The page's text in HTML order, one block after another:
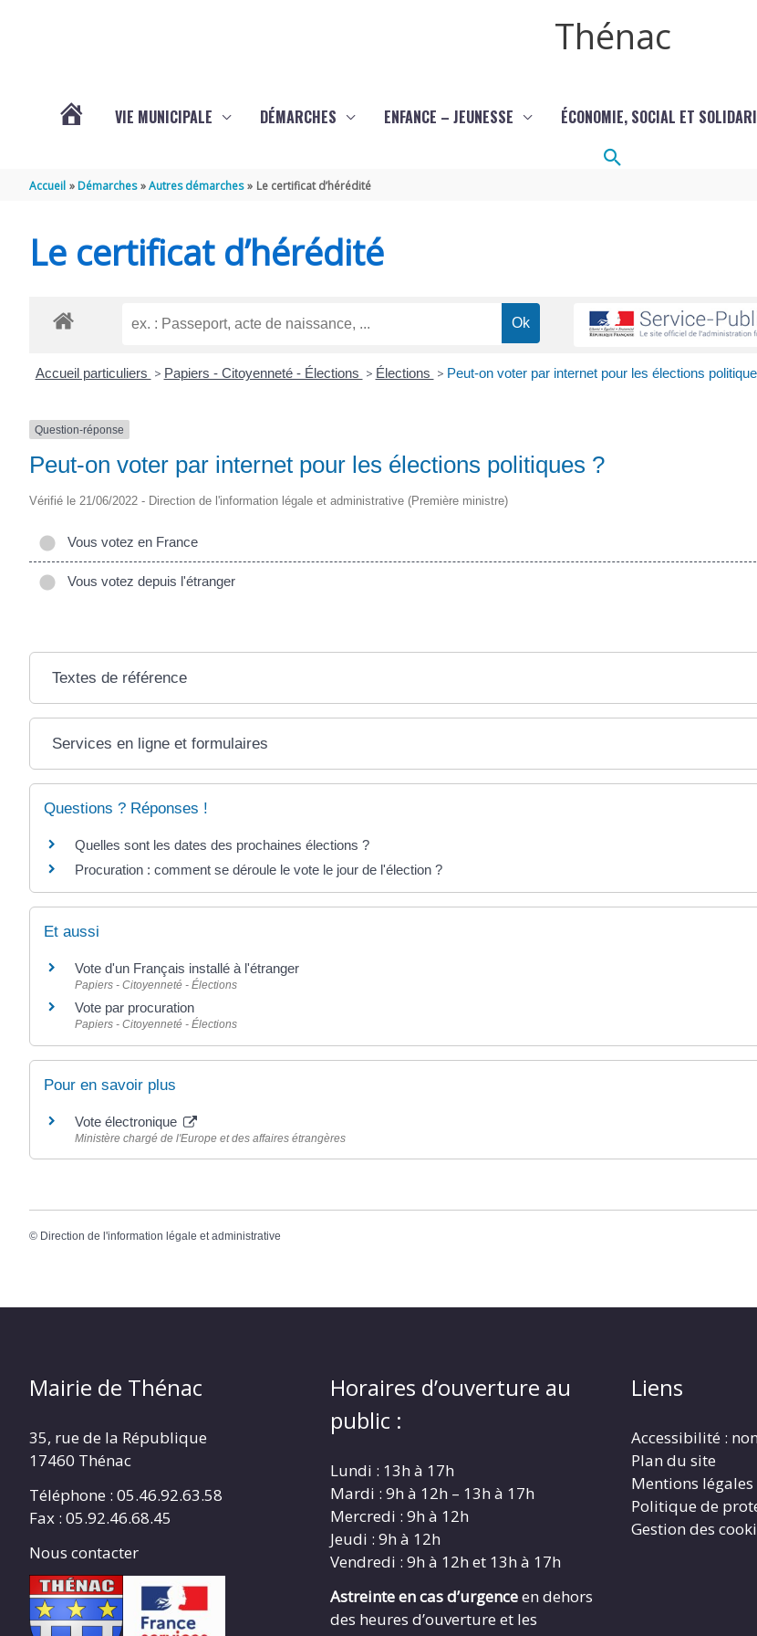
Thénac
THÉNAC
VIE MUNICIPALE DÉMARCHES ENFANCE – JEUNESSE ÉCONOMIE, SOCIAL ET
Rechercher
Accueil Démarches Autres démarches Le certificat d’hérédité
Le certificat d’hérédité
Accueil particuliers > Papiers - Citoyenneté - Élections > Élections > Peut-on voter par internet pour les élections
Question-réponse
Peut-on voter par internet pour les élections politiques ?
Vérifié le 21/06/2022 - Direction de l'information légale et administrative (Première ministre)
Vous votez en France
Vous votez depuis l'étranger
Textes de référence
Services en ligne et formulaires
Questions ? Réponses !
Quelles sont les dates des prochaines élections ?
Procuration : comment se déroule le vote le jour de l'élection ?
Et aussi
Vote d'un Français installé à l'étranger
Papiers - Citoyenneté - Élections
Vote par procuration
Papiers - Citoyenneté - Élections
Pour en savoir plus
Vote électronique
Ministère chargé de l'Europe et des affaires étrangères
© Direction de l'information légale et administrative
Mairie de Thénac
35, rue de la République
17460 Thénac
Téléphone : 05.46.92.63.58
Fax : 05.92.46.68.45
Nous contacter
Horaires d’ouverture au
public :
Lundi : 13h à 17h
Mardi : 9h à 12h – 13h à 17h
Mercredi : 9h à 12h
Jeudi : 9h à 12h
Vendredi : 9h à 12h et 13h à 17h
Astreinte en cas d’urgenceen dehors
des heures d’ouverture et les
Liens
Accessibilité :
Plan du site
Mentions légales
Politique de
Gestion des